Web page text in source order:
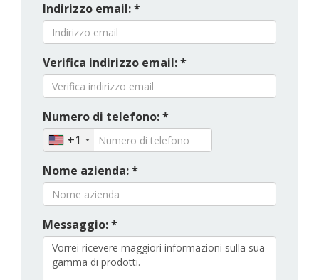
Indirizzo email: *
Verifica indirizzo email: *
Numero di telefono: *
+1
Nome azienda: *
Messaggio: *